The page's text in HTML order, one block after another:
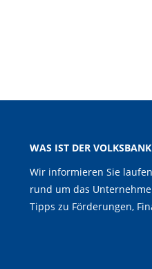
WAS IST DER
Wir informieren Sie
rund um das
Tipps zu Förderungen,